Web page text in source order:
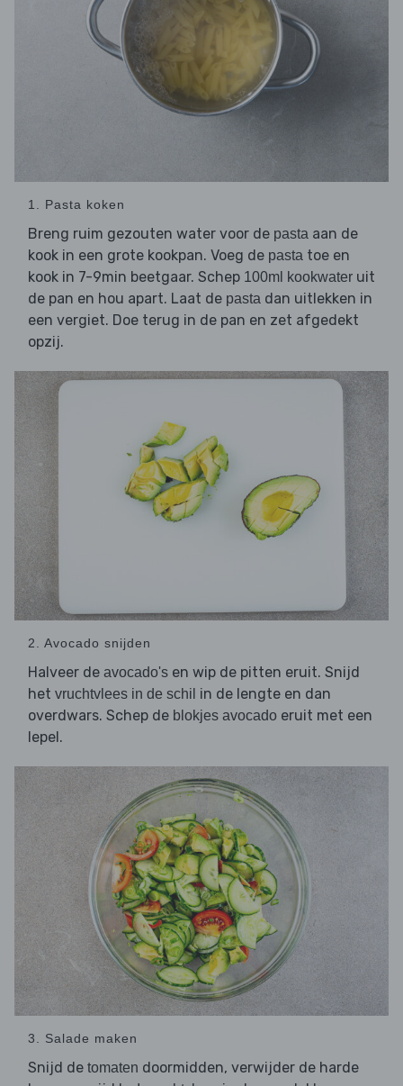
1. Pasta koken
Breng ruim gezouten water voor de pasta aan de
kook in een grote kookpan. Voeg de pasta toe en
kook in 7-9min beetgaar. Schep 100ml kookwater uit
de pan en hou apart. Laat de pasta dan uitlekken in
een vergiet. Doe terug in de pan en zet afgedekt
opzij.
2. Avocado snijden
Halveer de avocado's en wip de pitten eruit. Snijd
het vruchtvlees in de schil in de lengte en dan
overdwars. Schep de blokjes avocado eruit met een
lepel.
3. Salade maken
Snijd de tomaten doormidden, verwijder de harde